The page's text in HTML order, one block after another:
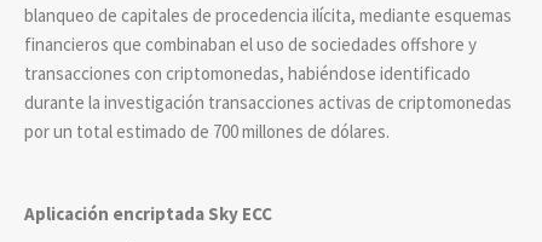
blanqueo de capitales de procedencia ilícita, mediante esquemas
financieros que combinaban el uso de sociedades offshore y
transacciones con criptomonedas, habiéndose identificado
durante la investigación transacciones activas de criptomonedas
por un total estimado de 700 millones de dólares.
Aplicación encriptada Sky ECC